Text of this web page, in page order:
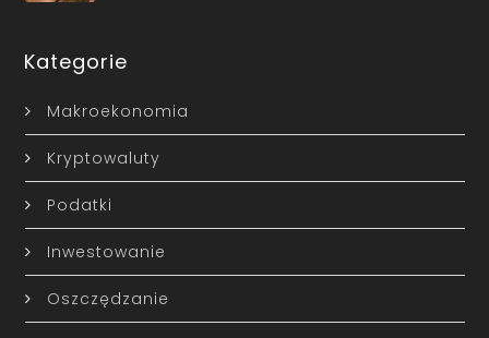
Kategorie
Makroekonomia
Kryptowaluty
Podatki
Inwestowanie
Oszczędzanie